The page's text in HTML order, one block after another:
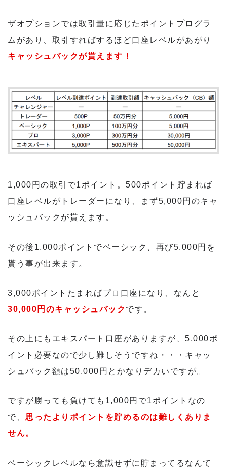
ザオプションでは取引量に応じたポイントプログラ
ムがあり、取引すればするほど口座レベルがあがり
キャッシュバックが貰えます！
1,000円の取引で1ポイント。500ポイント貯まれば
口座レベルがトレーダーになり、まず5,000円のキャ
ッシュバックが貰えます。
その後1,000ポイントでベーシック、再び5,000円を
貰う事が出来ます。
3,000ポイントたまればプロ口座になり、なんと
30,000円のキャッシュバック です。
その上にもエキスパート口座がありますが、5,000ポ
イント必要なので少し難しそうですね・・・キャッ
シュバック額は50,000円とかなりデカいですが。
ですが勝っても負けても1,000円で1ポイントなの
で、 思ったよりポイントを貯めるのは難しくありま
せん。
ベーシックレベルなら意識せずに貯まってるなんて